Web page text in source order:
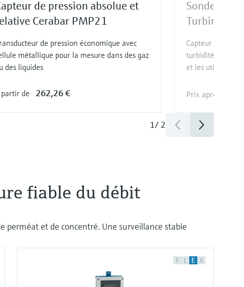
de pression absolue et
Cerabar PMP21
de pression économique avec
métallique pour la mesure dans des gaz
des liquides
de 262,26 €
Sonde de
Turbimax
Capteur
turbidité dans
et les utilités
Prix après
1/ 2
fiable du débit
perméat et de concentré. Une surveillance stable
F L E X